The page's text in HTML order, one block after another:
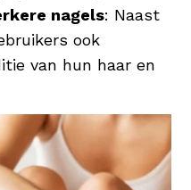
nagels: Naast
ook
van hun haar en